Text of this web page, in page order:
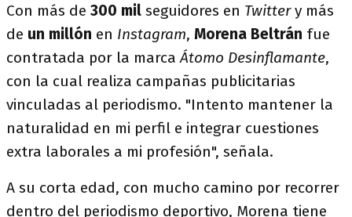
Con más de 300 mil seguidores en Twittery más
de un millón en Instagram, Morena Beltrán fue
contratada por la marcaÁtomo Desinflamante,
con la cual realiza campañas publicitarias
vinculadas al periodismo. "Intento mantener la
naturalidad en mi perfil e integrar cuestiones
extra laborales a mi profesión", señala.
A su corta edad, con mucho camino por recorrer
dentro del periodismo deportivo, Morena tiene